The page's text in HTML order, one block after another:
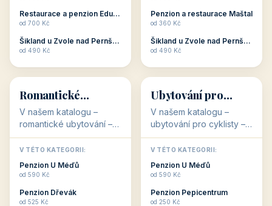
Restaurace a penzion Eduard
od 700 Kč
Šikland u Zvole nad Pernštejnem
od 490 Kč
Penzion a restaurace Maštal
od 360 Kč
Šikland u Zvole nad Pernštejnem
od 490 Kč
💕
💕
Romantické
ubytování
V našem katalogu –
romantické ubytování –
jsou pro Vás připraveny
objekty, které svojí
stavbou, polohou anebo
zaměřením nabízí
Romantické ...
V TÉTO KATEGORII:
Penzion U Méďů
od 590 Kč
Penzion Dřevák
od 525 Kč
🚴
🚴
32 objektů
Ubytování pro
cyklisty
V našem katalogu –
ubytování pro cyklisty –
jsou pro Vás připraveny
objekty, které jsou na
milovníky cykloturistiky
připraveny. Většinou mají
V TÉTO KATEGORII:
Penzion U Méďů
od 590 Kč
Penzion Pepicentrum
od 250 Kč